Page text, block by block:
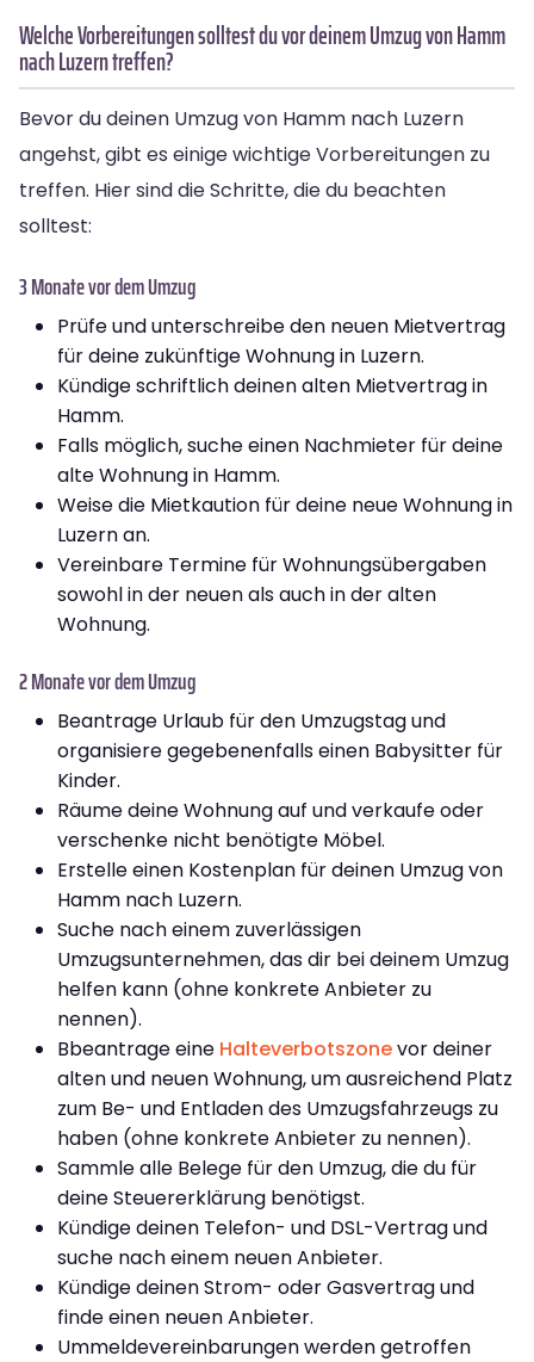
Welche Vorbereitungen solltest du vor deinem Umzug von Hamm
nach Luzern treffen?
Bevor du deinen Umzug von Hamm nach Luzern
angehst, gibt es einige wichtige Vorbereitungen zu
treffen. Hier sind die Schritte, die du beachten
solltest:
3 Monate vor dem Umzug
Prüfe und unterschreibe den neuen Mietvertrag
für deine zukünftige Wohnung in Luzern.
Kündige schriftlich deinen alten Mietvertrag in
Hamm.
Falls möglich, suche einen Nachmieter für deine
alte Wohnung in Hamm.
Weise die Mietkaution für deine neue Wohnung in
Luzern an.
Vereinbare Termine für Wohnungsübergaben
sowohl in der neuen als auch in der alten
Wohnung.
2 Monate vor dem Umzug
Beantrage Urlaub für den Umzugstag und
organisiere gegebenenfalls einen Babysitter für
Kinder.
Räume deine Wohnung auf und verkaufe oder
verschenke nicht benötigte Möbel.
Erstelle einen Kostenplan für deinen Umzug von
Hamm nach Luzern.
Suche nach einem zuverlässigen
Umzugsunternehmen, das dir bei deinem Umzug
helfen kann (ohne konkrete Anbieter zu
nennen).
Bbeantrage eine Halteverbotszonevor deiner
alten und neuen Wohnung, um ausreichend Platz
zum Be- und Entladen des Umzugsfahrzeugs zu
haben (ohne konkrete Anbieter zu nennen).
Sammle alle Belege für den Umzug, die du für
deine Steuererklärung benötigst.
Kündige deinen Telefon- und DSL-Vertrag und
suche nach einem neuen Anbieter.
Kündige deinen Strom- oder Gasvertrag und
finde einen neuen Anbieter.
Ummeldevereinbarungen werden getroffen